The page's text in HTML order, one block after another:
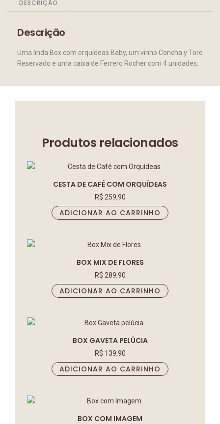
DESCRIÇÃO
Descrição
Uma linda Box com orquídeas Baby, um vinho Concha y Toro
Reservado e uma caixa de Ferrero Rocher com 4 unidades.
Produtos relacionados
CESTA DE CAFÉ COM ORQUÍDEAS
R$ 259,90
ADICIONAR AO CARRINHO
BOX MIX DE FLORES
R$ 289,90
ADICIONAR AO CARRINHO
BOX GAVETA PELÚCIA
R$ 139,90
ADICIONAR AO CARRINHO
BOX COM IMAGEM